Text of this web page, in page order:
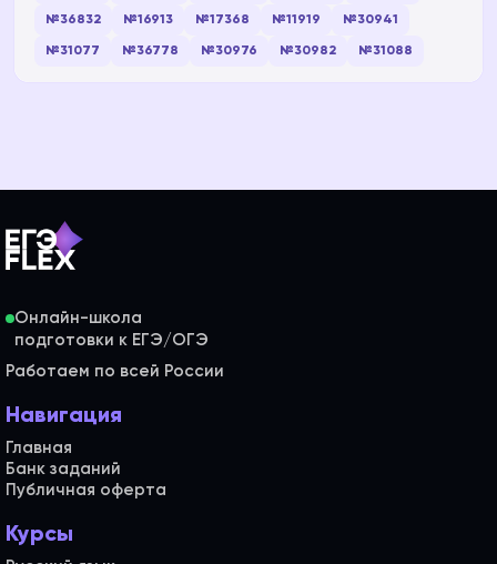
№36832 №16913 №17368 №11919 №30941
№31077 №36778 №30976 №30982 №31088
Онлайн-школа
Работаем по всей России
Навигация
Главная
Банк заданий
Публичная оферта
Курсы